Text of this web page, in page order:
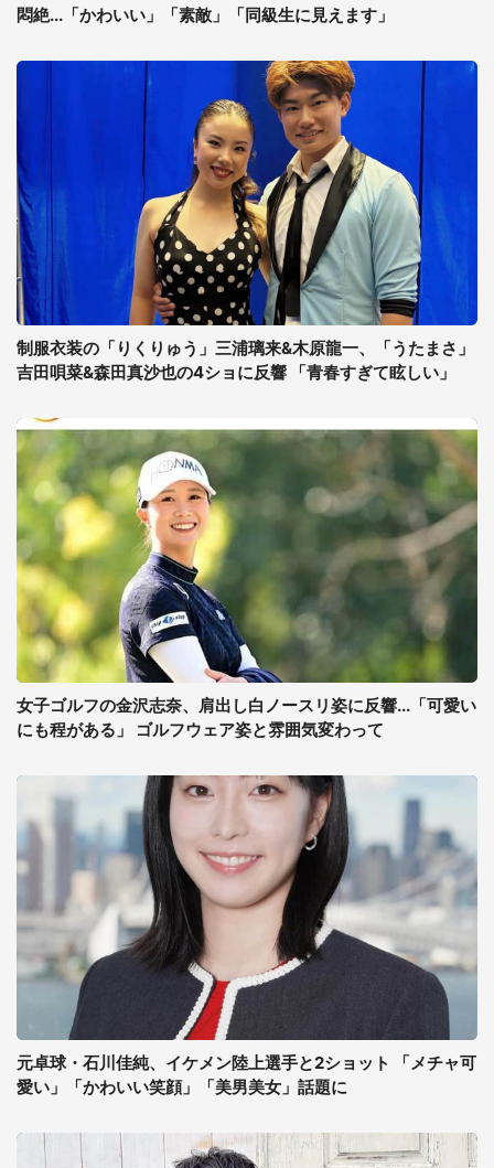
悶絶...「かわいい」「素敵」「同級生に見えます」
制服衣装の「りくりゅう」三浦璃来&木原龍一、「うたまさ」
吉田唄菜&森田真沙也の4ショに反響 「青春すぎて眩しい」
女子ゴルフの金沢志奈、肩出し白ノースリ姿に反響...「可愛い
にも程がある」 ゴルフウェア姿と雰囲気変わって
元卓球・石川佳純、イケメン陸上選手と2ショット 「メチャ可
愛い」「かわいい笑顔」「美男美女」話題に